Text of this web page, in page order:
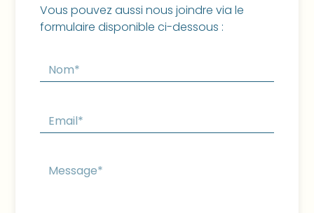
Vous pouvez aussi nous joindre via le
formulaire disponible ci-dessous :